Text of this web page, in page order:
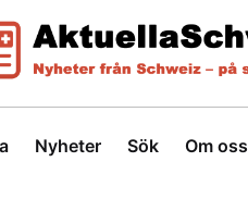
Nyheter Sök Om oss